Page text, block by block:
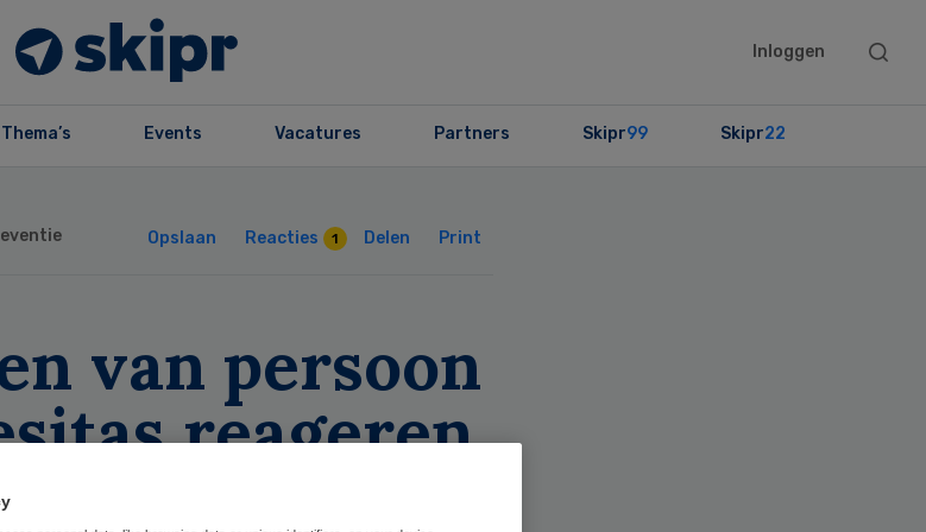
Inloggen
Search
Thema’s Events Vacatures Partners Skipr99 Skipr22
Opslaan Reacties 1 Delen Print
van persoon
reageren
eten